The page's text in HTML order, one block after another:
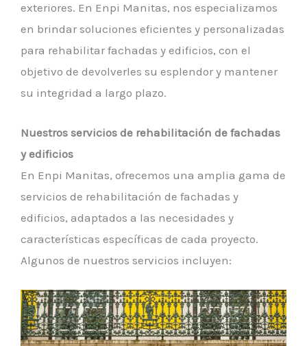
exteriores. En Enpi Manitas, nos especializamos
en brindar soluciones eficientes y personalizadas
para rehabilitar fachadas y edificios, con el
objetivo de devolverles su esplendor y mantener
su integridad a largo plazo.
Nuestros servicios de rehabilitación de fachadas
y edificios
En Enpi Manitas, ofrecemos una amplia gama de
servicios de rehabilitación de fachadas y
edificios, adaptados a las necesidades y
características específicas de cada proyecto.
Algunos de nuestros servicios incluyen: